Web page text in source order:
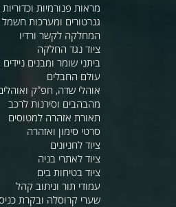
מראות פנורמיות וכדוריות
גנרטורים ומערכות חשמל
המחלקה לקשר ורדיו
ציוד נגד החלקה
ביתני שומר ומבנים ניידים
עולם החבלים
אוהלי שדה, חפ"ק ואוהלים
מהבהבים וסירנות לרכב
תאורת אזהרה למטוסים
סרטי סימון ואזהרה
ציוד לחניונים
ציוד לאתרי בניה
ציוד בטיחות בים
עמודי תור וניתוב קהל
שערי קרוסלה ובקרת